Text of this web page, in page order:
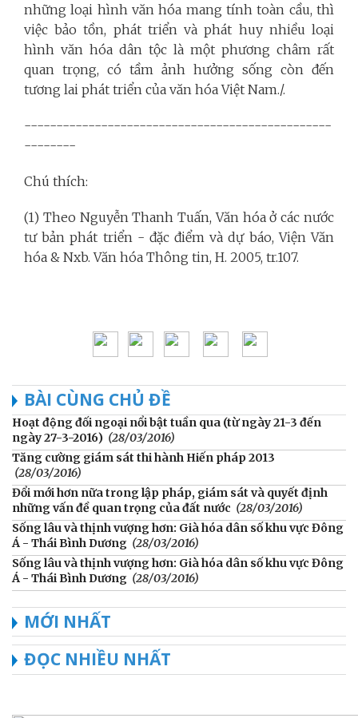
những loại hình văn hóa mang tính toàn cầu, thì
việc bảo tồn, phát triển và phát huy nhiều loại
hình văn hóa dân tộc là một phương châm rất
quan trọng, có tầm ảnh hưởng sống còn đến
tương lai phát triển của văn hóa Việt Nam./.
------------------------------------------------
--------
Chú thích:
(1) Theo Nguyễn Thanh Tuấn, Văn hóa ở các nước
tư bản phát triển - đặc điểm và dự báo, Viện Văn
hóa & Nxb. Văn hóa Thông tin, H. 2005, tr.107.
BÀI CÙNG CHỦ ĐỀ
Hoạt động đối ngoại nổi bật tuần qua (từ ngày 21-3 đến
ngày 27-3-2016) (28/03/2016)
Tăng cường giám sát thi hành Hiến pháp 2013
(28/03/2016)
Đổi mới hơn nữa trong lập pháp, giám sát và quyết định
những vấn đề quan trọng của đất nước (28/03/2016)
Sống lâu và thịnh vượng hơn: Già hóa dân số khu vực Đông
Á - Thái Bình Dương (28/03/2016)
Sống lâu và thịnh vượng hơn: Già hóa dân số khu vực Đông
Á - Thái Bình Dương (28/03/2016)
MỚI NHẤT
ĐỌC NHIỀU NHẤT